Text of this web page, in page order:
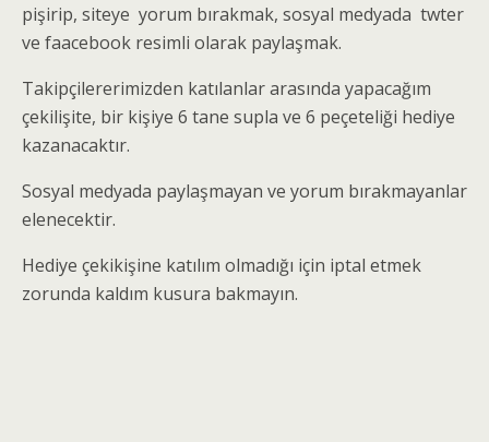
pişirip, siteye yorum bırakmak, sosyal medyada twter
ve faacebook resimli olarak paylaşmak.
Takipçilererimizden katılanlar arasında yapacağım
çekilişite, bir kişiye 6 tane supla ve 6 peçeteliği hediye
kazanacaktır.
Sosyal medyada paylaşmayan ve yorum bırakmayanlar
elenecektir.
Hediye çekikişine katılım olmadığı için iptal etmek
zorunda kaldım kusura bakmayın.